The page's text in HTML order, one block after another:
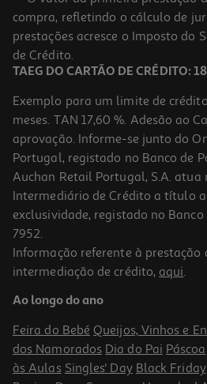
1.69 €/Lt
1,69 €
Água Tónica Schweppes 1l (sdr)
1.69 €/Lt
1,69 €
+0,10 € Depósito
compra, refletindo o cálculo de
prestações acresce o Imposto do
de Crédito.
TAEG DO CARTÃO DE CRÉDITO:
Exemplo para um limite de
meses. TAN 17,60 %. Adesão ao
aprovação. Informe-se junto do
Portugal, registado no Banco de
Auchan Retail Portugal, S.A. atua
Intermediário de Crédito a título
exclusividade, registado no
7952.
Informação referente à prestação
intermediação de crédito, aqui.
Ao longo do ano
Feira do Bebé Queijos, Vinhos e
dos Namorados Dia do Pai Páscoa
às Aulas Singles' Day Black Friday